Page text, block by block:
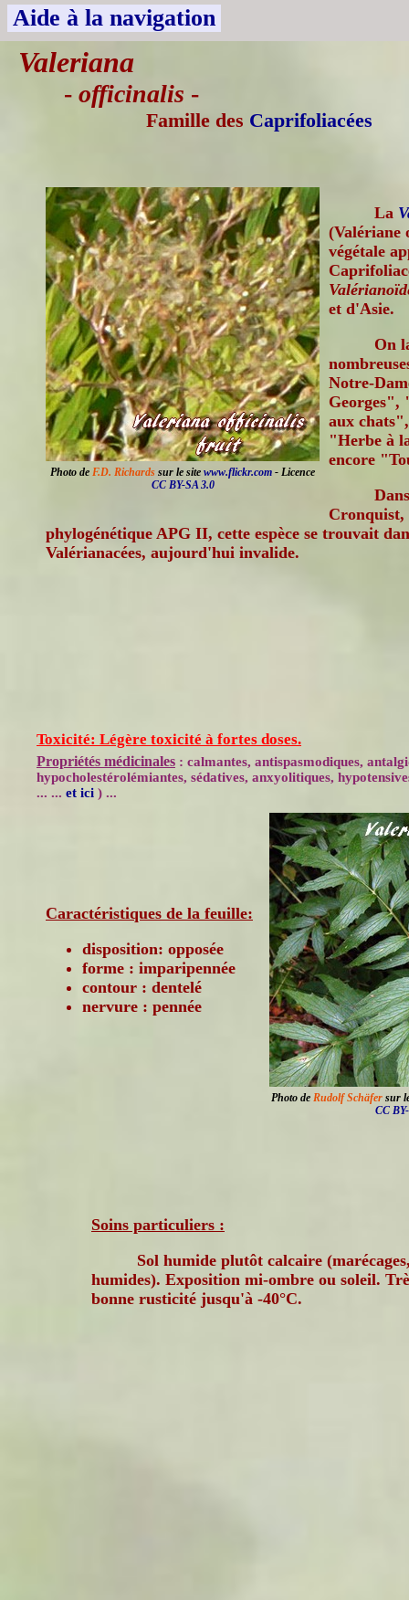
Aide à la navigation
Valeriana
- officinalis -
Famille des Caprifoliacées
Photo de F.D. Richards sur le site www.flickr.com - Licence
CC BY-SA 3.0
La
(Valériane
végétale
et d'Asie.
On
Notre-
aux
"Herbe à
encore
Cronquist,
phylogénétique APG II, cette espèce se trouvait
Valérianacées, aujourd'hui invalide.
Toxicité: Légère toxicité à fortes doses.
Propriétés médicinales : calmantes, antispasmodiques,
hypocholestérolémiantes, sédatives, anxyolitiques,
... ... et ici ) ...
Photo de Rudolf Schäfersur
CC
Caractéristiques de la feuille:
disposition: opposée
forme : imparipennée
contour : dentelé
nervure : pennée
Soins particuliers :
Sol humide plutôt calcaire
humides). Exposition mi-ombre ou soleil.
bonne rusticité jusqu'à -40°C.